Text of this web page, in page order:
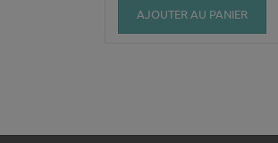
AJOUTER AU PANIER